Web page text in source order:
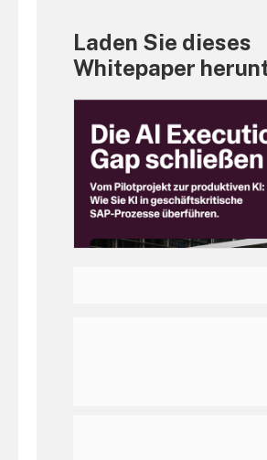
Laden Sie dieses
Whitepaper